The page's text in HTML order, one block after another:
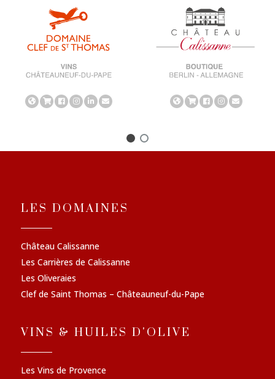
LES DOMAINES
Château Calissanne
Les Carrières de Calissanne
Les Oliveraies
Clef de Saint Thomas – Châteauneuf-du-Pape
VINS & HUILES D'OLIVE
Les Vins de Provence